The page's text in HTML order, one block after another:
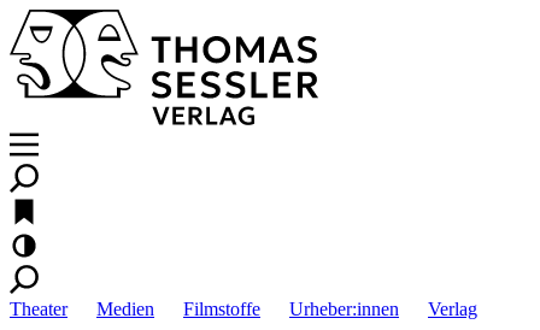
Theater Medien Filmstoffe Urheber:innen Verlag